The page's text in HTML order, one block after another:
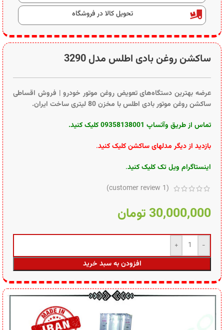
ساکشن روغن بادی اطلس مدل 3290
عرضه بهترین دستگاه‌های تعویض روغن موتور خودرو | فروش اقساطی
ساکشن روغن موتور بادی اطلس با مخزن 80 لیتری ساخت ایران.
تماس از طریق وآتساپ 09358138001 کلیک کنید.
بازدید از دیگر مدلهای ساکشن کلیک کنید.
اینستاگرام ویل تک کلیک کنید.
(
1
30,000,000تومان
افزودن به سبد خرید
تحویل کالا در فروشگاه